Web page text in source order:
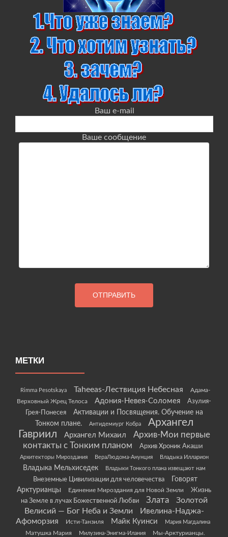
Ваш e-mail
Ваше сообщение
МЕТКИ
Rimma Pesotskaya Taheeas-Лествиция Небесная
Адама-
Верховный Жрец Телоса
Адония-Невея-Соломея
Азулия-
Грея-Понесея
Активации и Посвящения. Обучение на
Тонком плане.
Антидемиург Кобра
Архангел
Гавриил
Архангел Михаил
Архив-Мои первые
контакты с Тонким планом
Архив Хроник Акаши
Архитекторы Мироздания ВераЛюдома-Анунция Владыка Илларион
Владыка Мельхиседек Владыки Тонкого плана извещают нам
Внеземные Цивилизации для человечества
Говорят
Арктурианцы
Единение Мироздания для Новой Земли
Жизнь
на Земле в лучах Божественной Любви
Злата
Золотой
Велисий — Бог Неба и Земли
Ивелина-Наджа-
Афоморзия
Исти-Танзиля Майк Куинси Мария Магдалина
Матушка Мария Милузина-Энигма-Илания
Мы-Арктурианцы.